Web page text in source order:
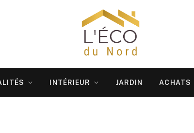
INTÉRIEUR JARDIN ACHATS